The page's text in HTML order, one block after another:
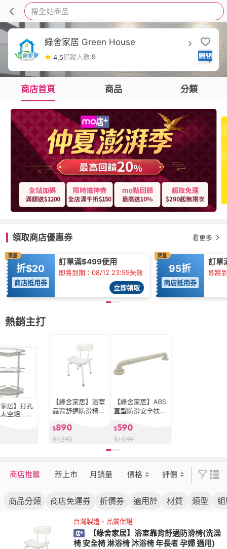
搜全站商品
綠舍家居 Green House
4.5追蹤人數 9
商店首頁 商品 分類
領取商店優惠券 看更多
限量
折$20
商店抵用券
訂單滿$499使用
即將到期：08/12 23:59失效
立即領取
限量
95折
商店抵用券
訂單
即將
熱銷主打
居】打孔
空鋁三層
架 收納
【綠舍家居】浴室
靠背舒適防滑椅
浴椅 沐浴椅 年長
者 孕婦 適用)
$890
$1,290
【綠舍家居】ABS
直型防滑安全扶手
手 C型扶手 浴室
扶手 浴缸扶手)
$590
$1,099
商店推薦 新上市 月銷量 價格 評價
商品分類 商店免運券 折價券 適用於 材質 類型
台灣製造、品質保證
【綠舍家居】浴室靠背舒適防滑椅(洗澡
椅 安全椅 淋浴椅 沐浴椅 年長者 孕婦 適用)